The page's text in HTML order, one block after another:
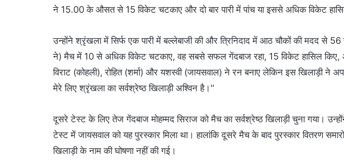
ने 15.00 के औसत से 15 विकेट चटकाए और दो बार पारी में पांच या इससे अधिक विकेट
उन्होंने श्रृंखला में सिर्फ एक पारी में बल्लेबाजी की और त्रिनिदाद में आठ चौकों की मदद से
ने) मैच में 10 से अधिक विकेट चटकाए, वह सबसे सफल गेंदबाज रहा, 15 विकेट हासिल किए,
विराट (कोहली), रोहित (शर्मा) और यशस्वी (जायसवाल) ने रन बनाए लेकिन इस खिलाड़ी ने
मेरे लिए श्रृंखला का सर्वश्रेष्ठ खिलाड़ी अश्विन है।''
दूसरे टेस्ट के लिए तेज गेंदबाज मोहम्मद सिराज को मैच का सर्वश्रेष्ठ खिलाड़ी चुना गया।
टेस्ट में जायसवाल को यह पुरस्कार मिला था। हालांकि दूसरे मैच के बाद पुरस्कार वितरण
खिलाड़ी के नाम की घोषणा नहीं की गई।